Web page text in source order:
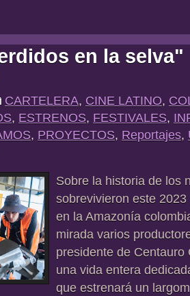
en la selva"
CARTELERA, CINE LATINO,
, ESTRENOS, FESTIVALES,
, PROYECTOS, Reportajes,
Sobre la historia de los
sobrevivieron este
en la Amazonía
mirada varios
presidente de
una vida entera
que estrenará un